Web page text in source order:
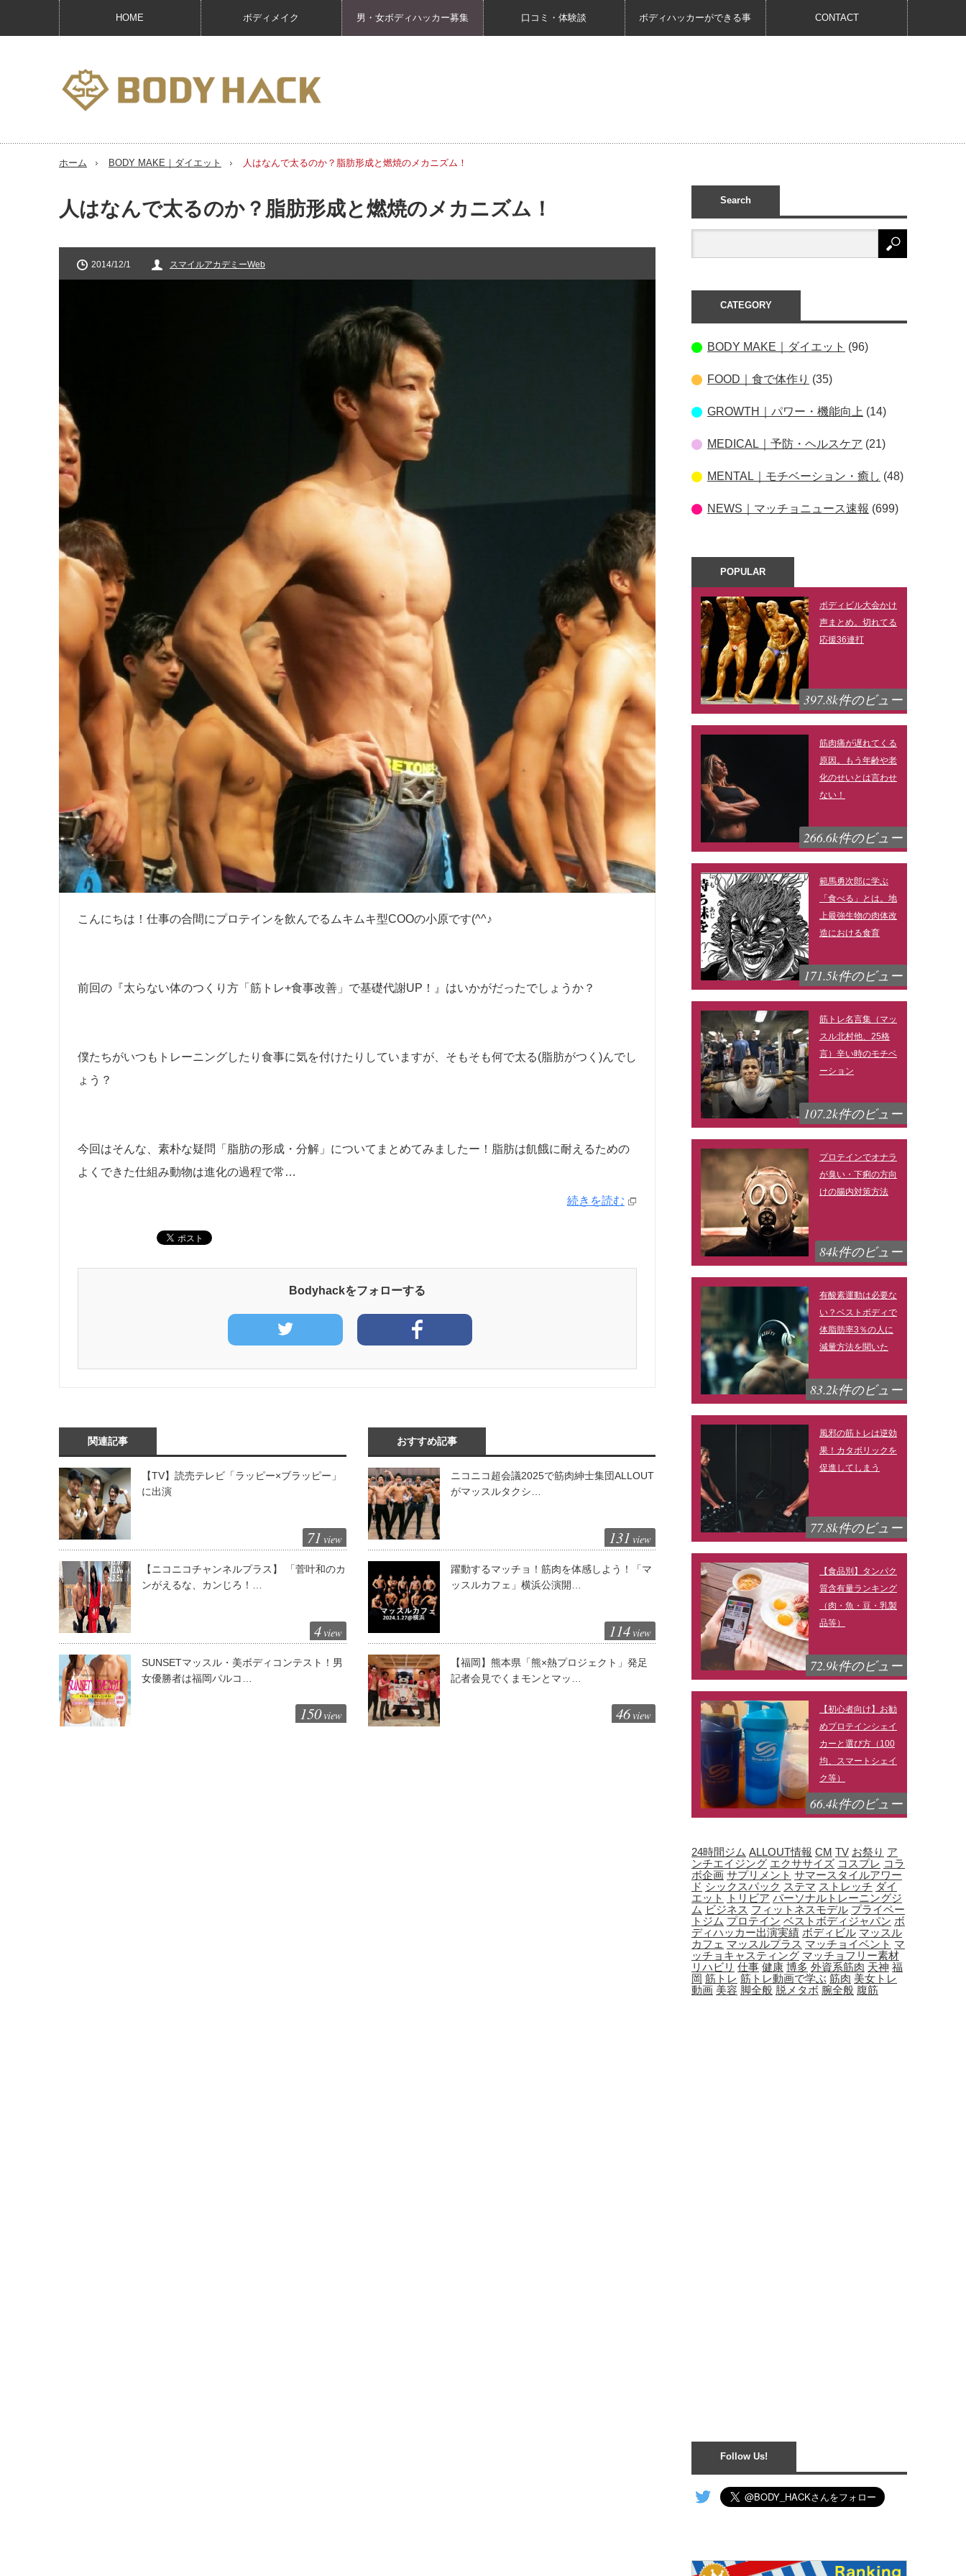
HOME ボディメイク 男・女ボディハッカー募集 口コミ・体験談 ボディハッカーができる事 CONTACT
ホーム BODY MAKE｜ダイエット 人はなんで太るのか？脂肪形成と燃焼のメカニズム！
人はなんで太るのか？脂肪形成と燃焼のメカニズム！
2014/12/1 スマイルアカデミーWeb
こんにちは！仕事の合間にプロテインを飲んでるムキムキ型COOの小原です(^^♪
前回の『太らない体のつくり方「筋トレ+食事改善」で基礎代謝UP！』はいかがだったでしょうか？
僕たちがいつもトレーニングしたり食事に気を付けたりしていますが、そもそも何で太る(脂肪がつく)んでし
ょう？
今回はそんな、素朴な疑問「脂肪の形成・分解」についてまとめてみましたー！脂肪は飢餓に耐えるための
よくできた仕組み動物は進化の過程で常…
続きを読む
Bodyhackをフォローする
関連記事
【TV】読売テレビ「ラッピー×ブラッピー」
に出演
71 view
【ニコニコチャンネルプラス】 「菅叶和のカ
ンがえるな、カンじろ！…
4 view
SUNSETマッスル・美ボディコンテスト！男
女優勝者は福岡パルコ…
150 view
おすすめ記事
ニコニコ超会議2025で筋肉紳士集団ALLOUT
がマッスルタクシ…
131 view
躍動するマッチョ！筋肉を体感しよう！「マ
ッスルカフェ」横浜公演開…
114 view
【福岡】熊本県「熊×熱プロジェクト」発足
記者会見でくまモンとマッ…
46 view
Search
CATEGORY
BODY MAKE｜ダイエット (96)
FOOD｜食で体作り (35)
GROWTH｜パワー・機能向上 (14)
MEDICAL｜予防・ヘルスケア (21)
MENTAL｜モチベーション・癒し (48)
NEWS｜マッチョニュース速報 (699)
POPULAR
ボディビル大会かけ
声まとめ。切れてる
応援36連打
397.8k件のビュー
筋肉痛が遅れてくる
原因。もう年齢や老
化のせいとは言わせ
ない！
266.6k件のビュー
範馬勇次郎に学ぶ
「食べる」とは。地
上最強生物の肉体改
造における食育
171.5k件のビュー
筋トレ名言集（マッ
スル北村他、25格
言）辛い時のモチベ
ーション
107.2k件のビュー
プロテインでオナラ
が臭い・下痢の方向
けの腸内対策方法
84k件のビュー
有酸素運動は必要な
い？ベストボディで
体脂肪率3％の人に
減量方法を聞いた
83.2k件のビュー
風邪の筋トレは逆効
果！カタボリックを
促進してしまう
77.8k件のビュー
【食品別】タンパク
質含有量ランキング
（肉・魚・豆・乳製
品等）
72.9k件のビュー
【初心者向け】お勧
めプロテインシェイ
カーと選び方（100
均、スマートシェイ
ク等）
66.4k件のビュー
24時間ジム ALLOUT情報 CM TV お祭り ア
ンチエイジング エクササイズ コスプレ コラ
ボ企画 サプリメント サマースタイルアワー
ド シックスパック ステマ ストレッチ ダイ
エット
トリビア パーソナルトレーニングジ
ム ビジネス フィットネスモデル プライベー
トジム プロテイン ベストボディジャパン ボ
ディハッカー出演実績 ボディビル マッスル
カフェ マッスルプラス マッチョイベント マ
ッチョキャスティング マッチョフリー素材
リハビリ 仕事 健康 博多 外資系筋肉 天神 福
岡 筋トレ 筋トレ動画で学ぶ 筋肉 美女トレ
動画 美容 脚全般 脱メタボ 腕全般 腹筋
Follow Us!